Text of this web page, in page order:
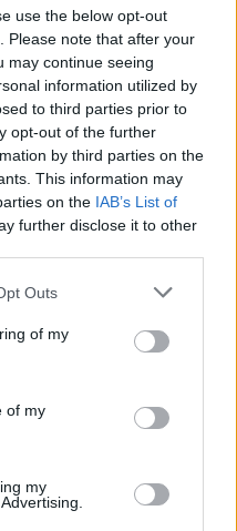
use the below opt-out
Please note that after your
may continue seeing
information utilized by
to third parties prior to
opt-out of the further
by third parties on the
This information may
on the IAB’s List of
further disclose it to other
Outs
of my
of my
my
tekmovalne sezone
plavalce: Najya do
državne prvakinje
Slovenski odbojkarji
zakonika je
za javno spodbujanje
nezakonitimi vsebinami
→